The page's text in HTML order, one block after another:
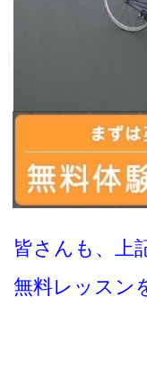
皆さんも、
無料レッスン